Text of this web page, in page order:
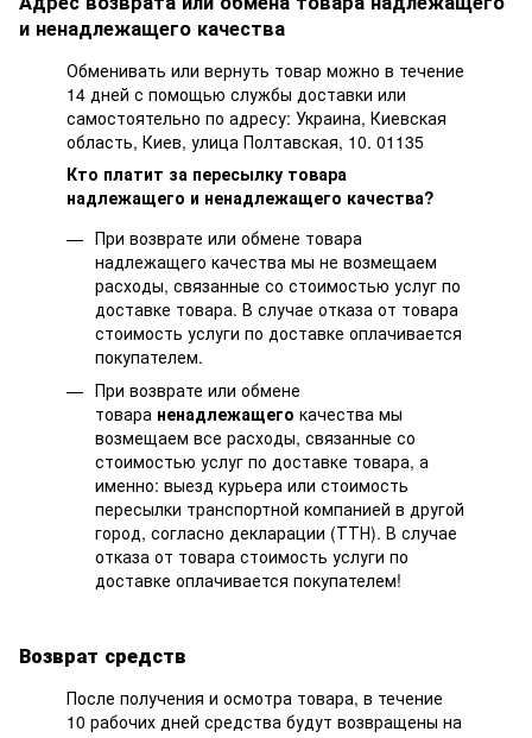
и ненадлежащего качества
Обменивать или вернуть товар можно в течение
14 дней с помощью службы доставки или
самостоятельно по адресу: Украина, Киевская
область, Киев, улица Полтавская, 10. 01135
Кто платит за пересылку товара
надлежащего и ненадлежащего качества?
При возврате или обмене товара
надлежащего качества мы не возмещаем
расходы, связанные со стоимостью услуг по
доставке товара. В случае отказа от товара
стоимость услуги по доставке оплачивается
покупателем.
При возврате или обмене
товара ненадлежащего качества мы
возмещаем все расходы, связанные со
стоимостью услуг по доставке товара, а
именно: выезд курьера или стоимость
пересылки транспортной компанией в другой
город, согласно декларации (ТТН). В случае
отказа от товара стоимость услуги по
доставке оплачивается покупателем!
Возврат средств
После получения и осмотра товара, в течение
10 рабочих дней средства будут возвращены на